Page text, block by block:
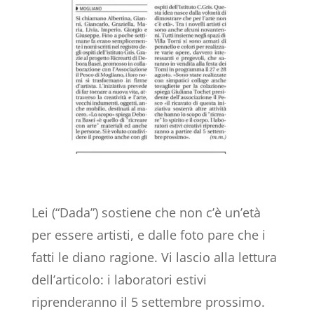
Lei (“Dada”) sostiene che non c’è un’età
per essere artisti, e dalle foto pare che i
fatti le diano ragione. Vi lascio alla lettura
dell’articolo: i laboratori estivi
riprenderanno il 5 settembre prossimo.